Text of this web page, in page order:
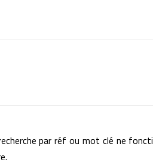
par réf ou mot clé ne